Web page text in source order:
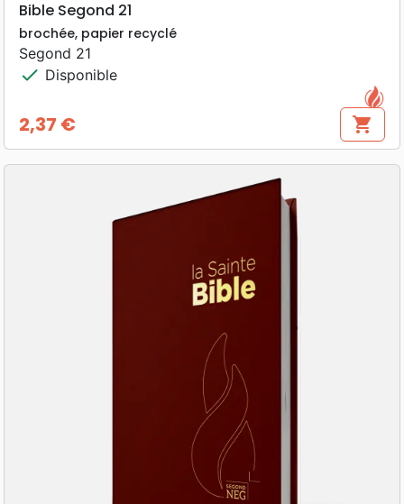
Bible Segond 21
brochée, papier recyclé
Segond 21
check Disponible
Prix
2,37 € shopping_cart